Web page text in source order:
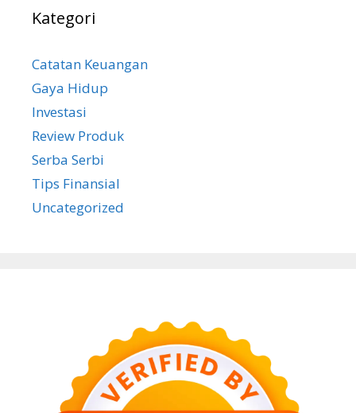
Kategori
Catatan Keuangan
Gaya Hidup
Investasi
Review Produk
Serba Serbi
Tips Finansial
Uncategorized